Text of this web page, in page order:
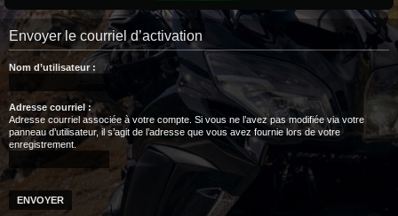
Envoyer le courriel d’activation
Nom d’utilisateur :
Adresse courriel :
Adresse courriel associée à votre compte. Si vous ne l’avez pas modifiée via votre
panneau d’utilisateur, il s’agit de l’adresse que vous avez fournie lors de votre
enregistrement.